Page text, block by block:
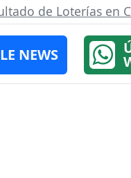
de Loterías en
NEWS